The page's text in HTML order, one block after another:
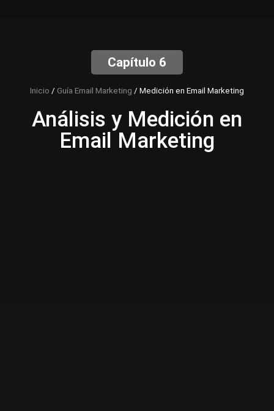
Capítulo 6
Inicio / Guía Email Marketing / Medición en Email Marketing
Análisis y Medición en
Email Marketing